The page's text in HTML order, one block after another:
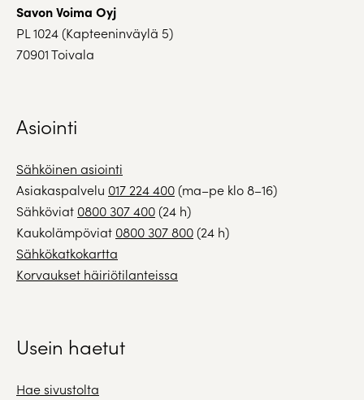
Savon Voima Oyj
PL 1024 (Kapteeninväylä 5)
70901 Toivala
Asiointi
Sähköinen asiointi
Asiakaspalvelu 017 224 400(ma–pe klo 8–16)
Sähköviat 0800 307 400(24 h)
Kaukolämpöviat 0800 307 800(24 h)
Sähkökatkokartta
Korvaukset häiriötilanteissa
Usein haetut
Hae sivustolta